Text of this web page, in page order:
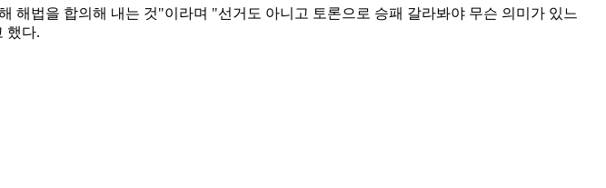
해법을 합의해 내는 것"이라며 "선거도 아니고 토론으로 승패 갈라봐야 무슨 의미가 있느
했다.